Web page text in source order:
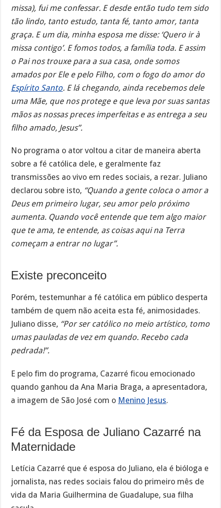
missa), fui me confessar. E desde então tudo tem sido
tão lindo, tanto estudo, tanta fé, tanto amor, tanta
graça. E um dia, minha esposa me disse: ‘Quero ir à
missa contigo’. E fomos todos, a família toda. E assim
o Pai nos trouxe para a sua casa, onde somos
amados por Ele e pelo Filho, com o fogo do amor do
Espírito Santo. E lá chegando, ainda recebemos dele
uma Mãe, que nos protege e que leva por suas santas
mãos as nossas preces imperfeitas e as entrega a seu
filho amado, Jesus”.
No programa o ator voltou a citar de maneira aberta
sobre a fé católica dele, e geralmente faz
transmissões ao vivo em redes sociais, a rezar. Juliano
declarou sobre isto, “Quando a gente coloca o amor a
Deus em primeiro lugar, seu amor pelo próximo
aumenta. Quando você entende que tem algo maior
que te ama, te entende, as coisas aqui na Terra
começam a entrar no lugar”.
Existe preconceito
Porém, testemunhar a fé católica em público desperta
também de quem não aceita esta fé, animosidades.
Juliano disse, “Por ser católico no meio artístico, tomo
umas pauladas de vez em quando. Recebo cada
pedrada!”.
E pelo fim do programa, Cazarré ficou emocionado
quando ganhou da Ana Maria Braga, a apresentadora,
a imagem de São José com o Menino Jesus.
Fé da Esposa de Juliano Cazarré na
Maternidade
Letícia Cazarré que é esposa do Juliano, ela é bióloga e
jornalista, nas redes sociais falou do primeiro mês de
vida da Maria Guilhermina de Guadalupe, sua filha